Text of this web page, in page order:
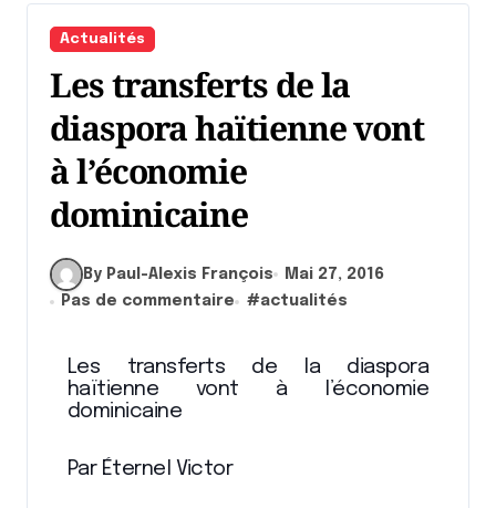
Actualités
Les transferts de la
diaspora haïtienne vont
à l’économie
dominicaine
By Paul-Alexis François
Mai 27, 2016
Pas de commentaire
#actualités
Les transferts de la diaspora
haïtienne vont à l’économie
dominicaine
Par Éternel Victor